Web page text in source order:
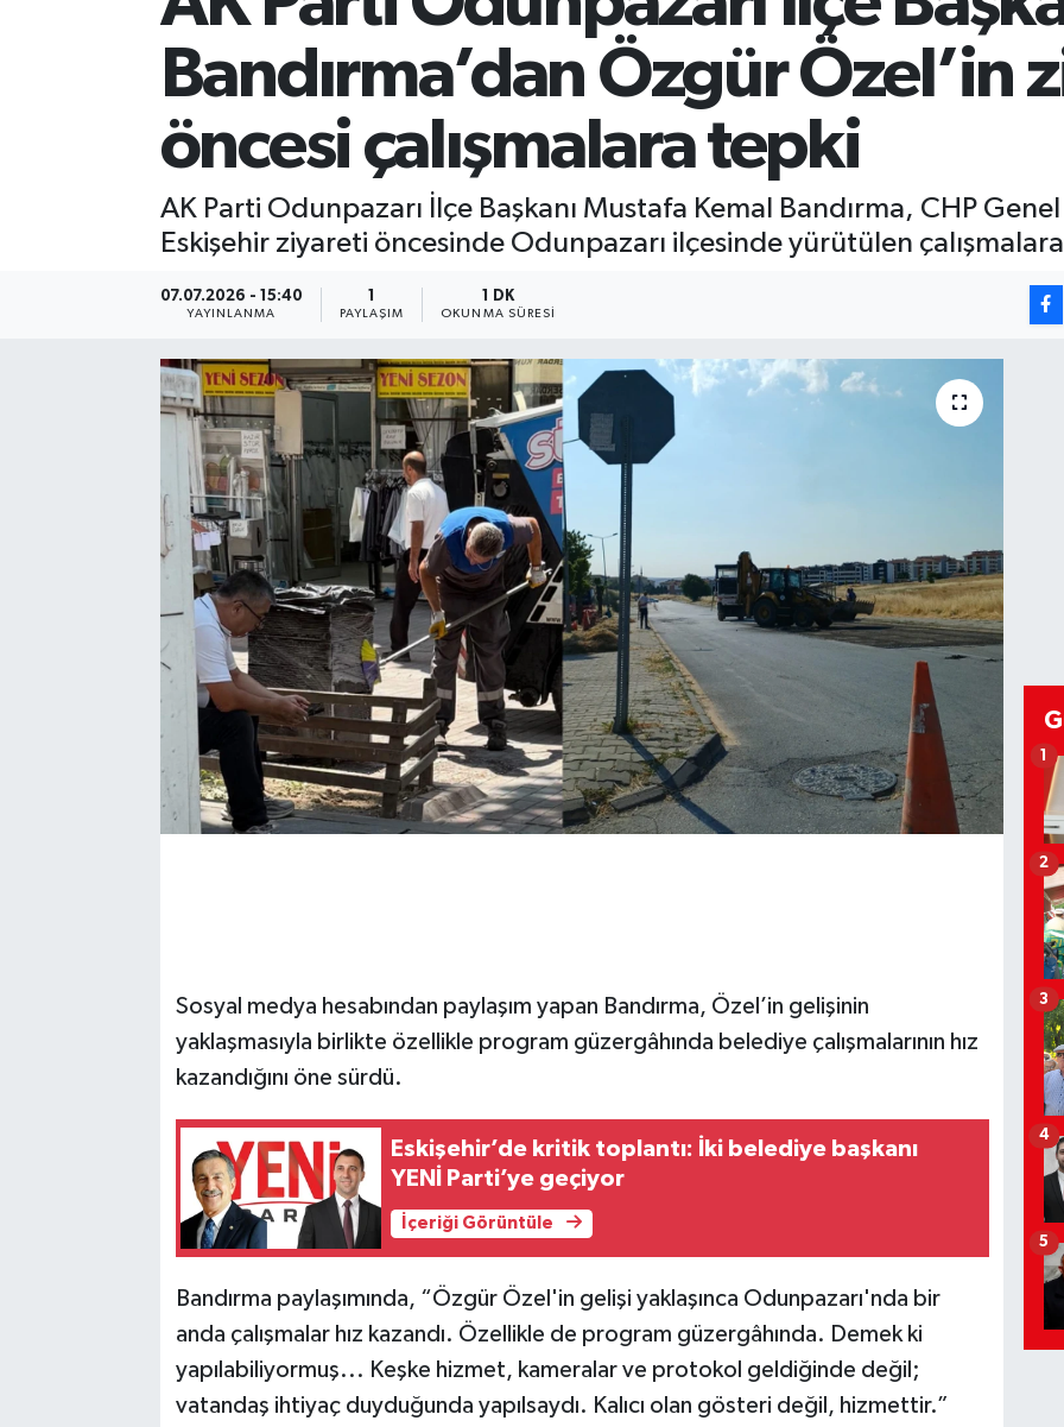
Bandırma’dan Özgür Özel’in
öncesi çalışmalara tepki
AK Parti Odunpazarı İlçe Başkanı Mustafa Kemal Bandırma, CHP
Eskişehir ziyareti öncesinde Odunpazarı ilçesinde yürütülen
07.07.2026 - 15:40
YAYINLANMA PAYLAŞIM
1 DK
OKUNMA SÜRESI
Sosyal medya hesabından paylaşım yapan Bandırma, Özel’in gelişinin
yaklaşmasıyla birlikte özellikle program güzergâhında belediye çalışmalarının hız
kazandığını öne sürdü.
Eskişehir’de kritik toplantı: İki belediye başkanı
YENİ Parti’ye geçiyor
İçeriği Görüntüle
Bandırma paylaşımında, “Özgür Özel'in gelişi yaklaşınca Odunpazarı'nda bir
anda çalışmalar hız kazandı. Özellikle de program güzergâhında. Demek ki
yapılabiliyormuş... Keşke hizmet, kameralar ve protokol geldiğinde değil;
vatandaş ihtiyaç duyduğunda yapılsaydı. Kalıcı olan gösteri değil, hizmettir.”
1
2
3
4
5